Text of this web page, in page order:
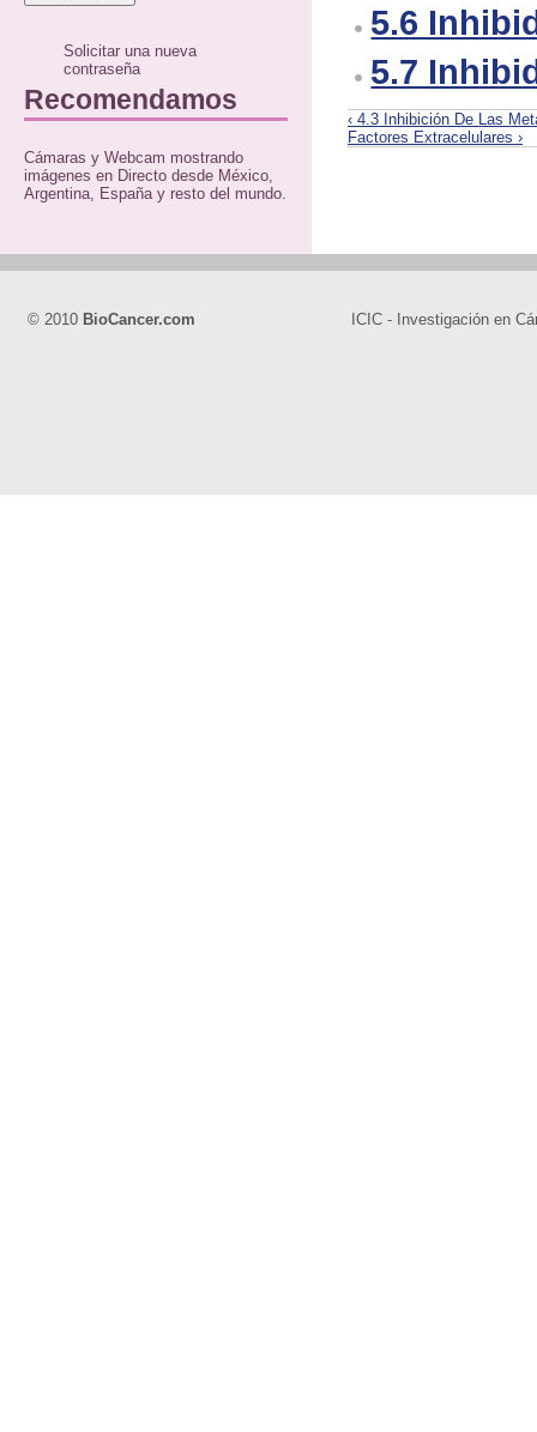
Solicitar una nueva
contraseña
Recomendamos
Cámaras y Webcam mostrando
imágenes en Directo desde México,
Argentina, España y resto del mundo.
5.6
5.7
‹ 4.3 Inhibición De Las
Factores Extracelulares ›
© 2010 BioCancer.com ICIC - Investigación en